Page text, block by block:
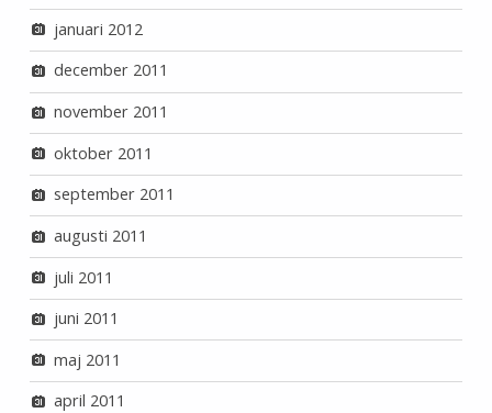
januari 2012
december 2011
november 2011
oktober 2011
september 2011
augusti 2011
juli 2011
juni 2011
maj 2011
april 2011